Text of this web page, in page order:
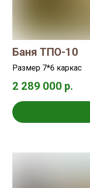
Баня ТПО-10
Размер 7*6 каркас
2 289 000 р.